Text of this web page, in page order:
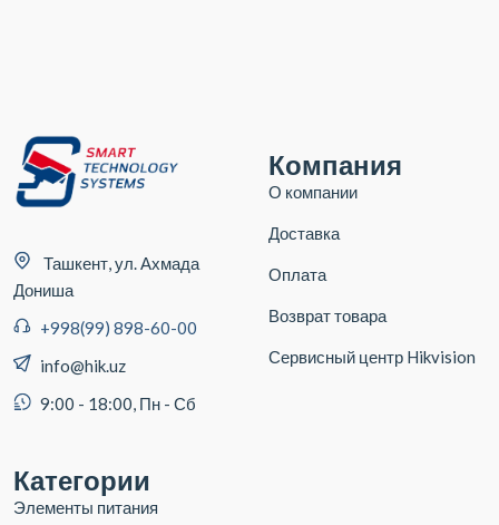
Ташкент, ул. Ахмада
Дониша
+998(99) 898-60-00
info@hik.uz
9:00 - 18:00, Пн - Сб
Компания
О компании
Доставка
Оплата
Возврат товара
Сервисный центр Hikvision
Категории
Элементы питания